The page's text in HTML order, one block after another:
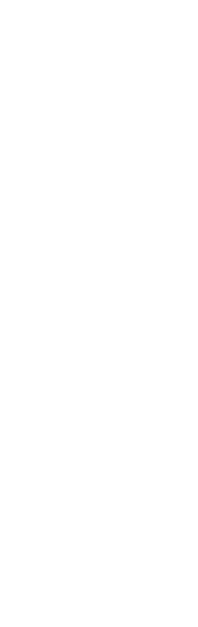
ことをご了承ください。
タに基づき作成されるも
あることをご了承くださ
ムロン制御機器販売店・
です。
ある商品です。
す予定はありません。
やむを得ず変更すること
1000ppm以下、フタル酸ジブチ
エーテル類) : 1000ppm、
ンジル) : 1000ppm、
いよう必要な手段を講じ
器並びにこれらの製造装